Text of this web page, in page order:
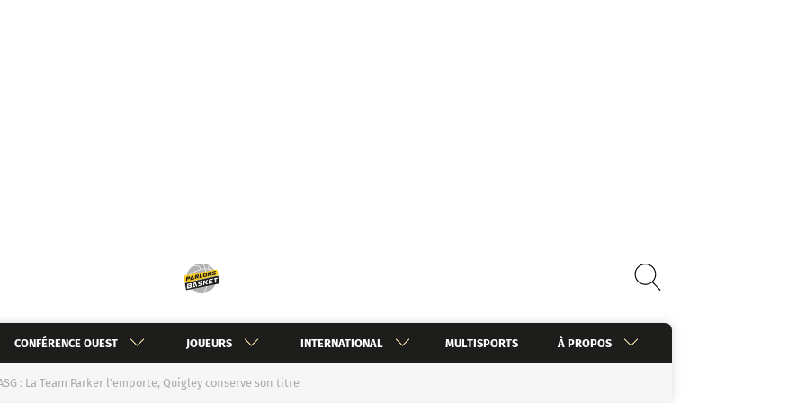
CONFÉRENCE OUEST JOUEURS INTERNATIONAL MULTISPORTS À PROPOS
: La Team Parker l’emporte, Quigley conserve son titre